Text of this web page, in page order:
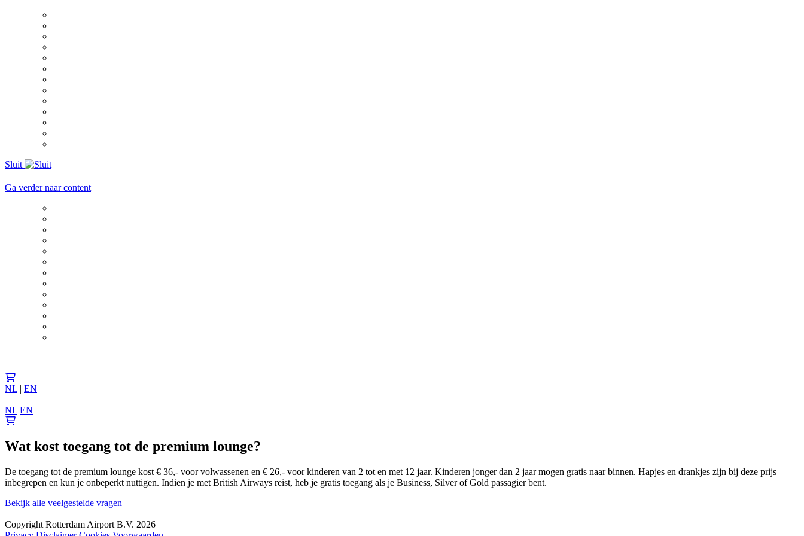
Sluit
Ga verder naar content
NL | EN
NL EN
Wat kost toegang tot de premium lounge?
De toegang tot de premium lounge kost € 36,- voor volwassenen en € 26,- voor kinderen van 2 tot en met 12 jaar. Kinderen jonger dan 2 jaar mogen gratis naar binnen. Hapjes en drankjes zijn bij deze prijs
inbegrepen en kun je onbeperkt nuttigen. Indien je met British Airways reist, heb je gratis toegang als je Business, Silver of Gold passagier bent.
Bekijk alle veelgestelde vragen
Copyright Rotterdam Airport B.V. 2026